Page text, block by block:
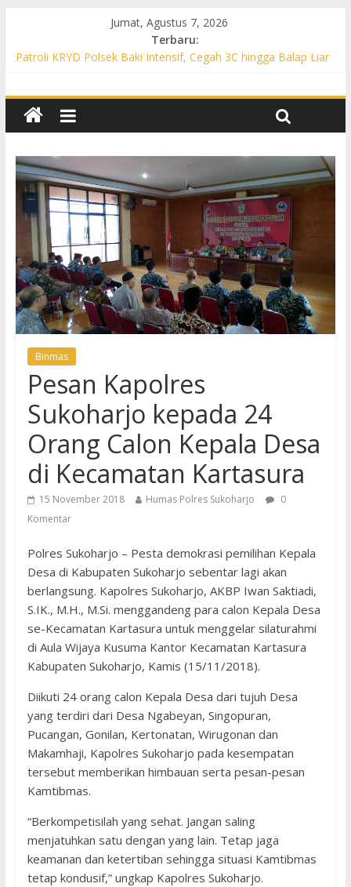
Jumat, Agustus 7, 2026
Terbaru:
Patroli KRYD Polsek Baki Intensif, Cegah 3C hingga Balap Liar
Permukiman, Warga Diajak Aktif Jaga Kamtibmas
Patroli Cegah Karhutla, Polsek Weru Sisir Lahan Kering dan
Patroli Blue Light KRYD Polsek Bendosari Sasar Objek Vital,
Polisi Ajak Warga Waspada dan Cegah Karhutla
Patroli Blue Light KRYD Polsek Kartasura Sasar Titik Rawan,
Cegah Kejahatan 3C
Binmas
Pesan Kapolres
Sukoharjo kepada 24
Orang Calon Kepala Desa
di Kecamatan Kartasura
15 November 2018 Humas Polres Sukoharjo
0
Komentar
Polres Sukoharjo – Pesta demokrasi pemilihan Kepala
Desa di Kabupaten Sukoharjo sebentar lagi akan
berlangsung. Kapolres Sukoharjo, AKBP Iwan Saktiadi,
S.IK., M.H., M.Si. menggandeng para calon Kepala Desa
se-Kecamatan Kartasura untuk menggelar silaturahmi
di Aula Wijaya Kusuma Kantor Kecamatan Kartasura
Kabupaten Sukoharjo, Kamis (15/11/2018).
Diikuti 24 orang calon Kepala Desa dari tujuh Desa
yang terdiri dari Desa Ngabeyan, Singopuran,
Pucangan, Gonilan, Kertonatan, Wirugonan dan
Makamhaji, Kapolres Sukoharjo pada kesempatan
tersebut memberikan himbauan serta pesan-pesan
Kamtibmas.
“Berkompetisilah yang sehat. Jangan saling
menjatuhkan satu dengan yang lain. Tetap jaga
keamanan dan ketertiban sehingga situasi Kamtibmas
tetap kondusif,” ungkap Kapolres Sukoharjo.